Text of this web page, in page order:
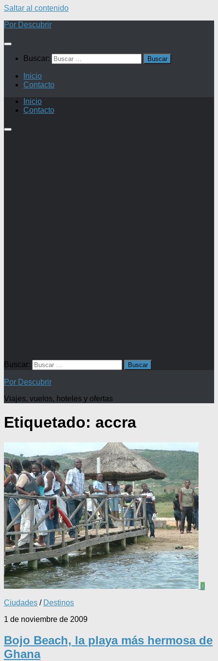
Saltar al contenido
Por Descubrir
Buscar:
Inicio
Contacto
Inicio
Contacto
Buscar:
Por Descubrir
Viajes, vuelos, hoteles y ofertas
Etiquetado: accra
0
Ciudades / Destinos
1 de noviembre de 2009
Bojo Beach, la playa más hermosa de
Ghana